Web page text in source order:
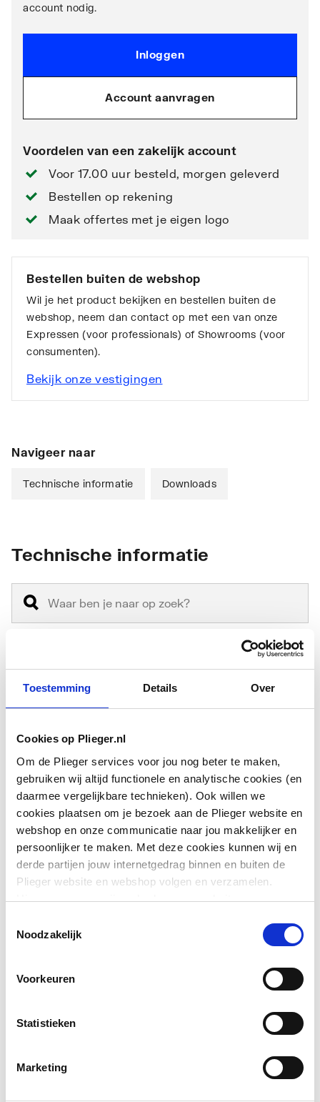
Toestemming Details Over
Cookies op Plieger.nl
Om de Plieger services voor jou nog beter te maken,
gebruiken wij altijd functionele en analytische cookies (en
daarmee vergelijkbare technieken). Ook willen we
cookies plaatsen om je bezoek aan de Plieger website en
webshop en onze communicatie naar jou makkelijker en
persoonlijker te maken. Met deze cookies kunnen wij en
derde partijen jouw internetgedrag binnen en buiten de
Plieger website en webshop volgen en verzamelen.
Hiermee passen wij en derden onze website, app,
We slaan je cookievoorkeur op in je browser.
Noodzakelijk
Voorkeuren
Statistieken
Marketing
account nodig.
Inloggen
Account aanvragen
Voordelen van een zakelijk account
Voor 17.00 uur besteld, morgen geleverd
Bestellen op rekening
Maak offertes met je eigen logo
Bestellen buiten de webshop
Wil je het product bekijken en bestellen buiten de
webshop, neem dan contact op met een van onze
Expressen (voor professionals) of Showrooms (voor
consumenten).
Bekijk onze vestigingen
Navigeer naar
Technische informatie Downloads
Technische informatie
Materiaal Keramiek
Materiaalkwaliteit
Vorm Rechthoekig
Kleur Wit
Bevestigingswijze Overig
Met
bevestigingsmateriaal
Nee
Geschikt voor meubel
hoekmontage links
Geschikt voor
Afzetplateau
Toon meer
Downloads